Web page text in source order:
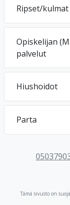
Ripset/kulmat
Opiskelijan
palvelut
Hiushoidot
Parta
Tämä sivusto on